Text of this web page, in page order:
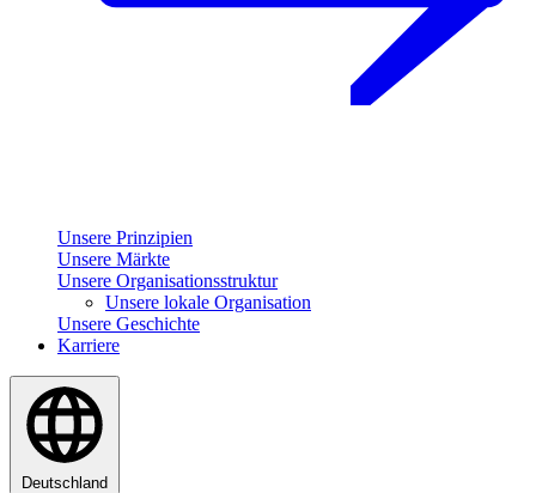
Unsere Prinzipien
Unsere Märkte
Unsere Organisationsstruktur
Unsere lokale Organisation
Unsere Geschichte
Karriere
Deutschland